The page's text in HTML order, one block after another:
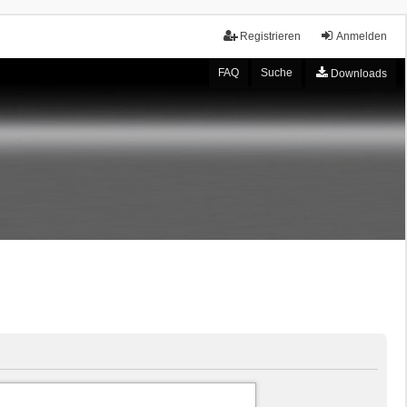
Anmelden
Registrieren
FAQ Suche Downloads